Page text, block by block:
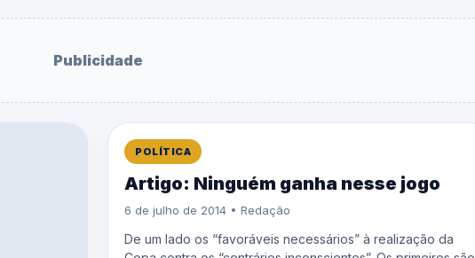
Publicidade
POLÍTICA
Artigo: Ninguém ganha nesse jogo
6 de julho de 2014 • Redação
De um lado os “favoráveis necessários” à realização da